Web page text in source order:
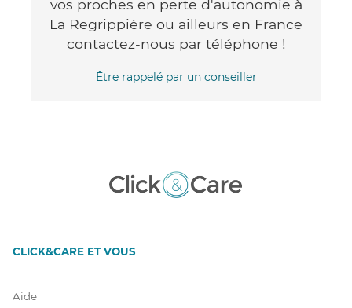
vos proches en perte d'autonomie à
La Regrippière ou ailleurs en France
contactez-nous par téléphone !
Être rappelé par un conseiller
CLICK&CARE ET VOUS
Aide